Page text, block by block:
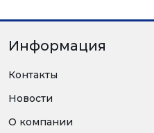
Информация
Контакты
Новости
О компании